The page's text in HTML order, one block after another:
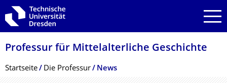
Zur Hauptnavigation springen
Zur Suche springen
Zum Inhalt springen
Professur für Mittelalterliche Geschichte
Breadcrumb-Menü
Startseite Die Professur News